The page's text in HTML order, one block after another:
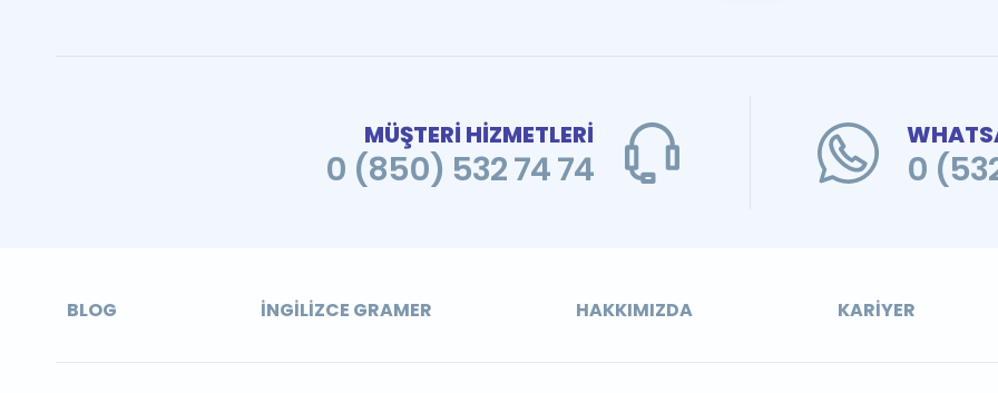
MÜŞTERİ HİZMETLERİ
0 (850) 532 74 74 0
BLOG İNGILIZCE GRAMER HAKKIMIZDA KARIYER